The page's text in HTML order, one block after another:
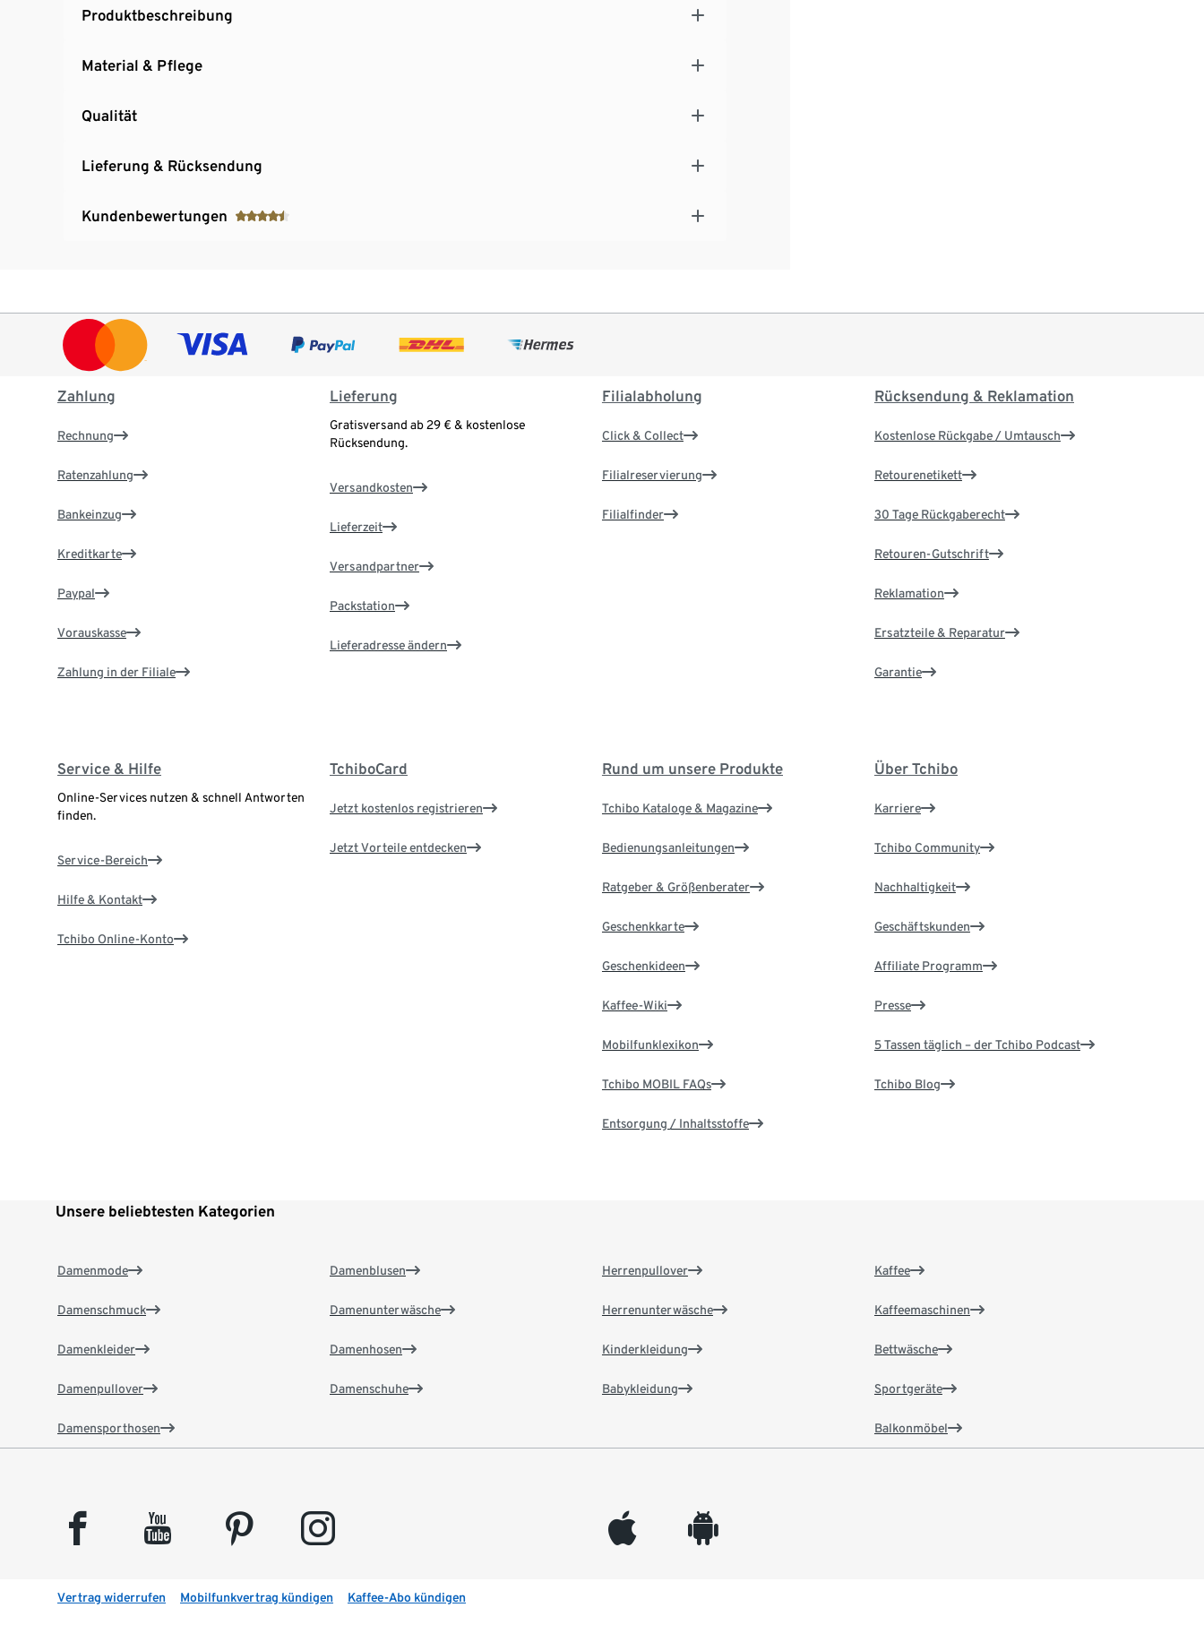
Produktbeschreibung
Material & Pflege
Qualität
Lieferung & Rücksendung
Kundenbewertungen
Zahlung
Rechnung
Ratenzahlung
Bankeinzug
Kreditkarte
Paypal
Vorauskasse
Zahlung in der Filiale
Lieferung
Gratisversand ab 29 € & kostenlose
Rücksendung.
Versandkosten
Lieferzeit
Versandpartner
Packstation
Lieferadresse ändern
Filialabholung
Click & Collect
Filialreservierung
Filialfinder
Rücksendung & Reklamation
Kostenlose Rückgabe / Umtausch
Retourenetikett
30 Tage Rückgaberecht
Retouren-Gutschrift
Reklamation
Ersatzteile & Reparatur
Garantie
Service & Hilfe
Online-Services nutzen & schnell Antworten
finden.
Service-Bereich
Hilfe & Kontakt
Tchibo Online-Konto
TchiboCard
Jetzt kostenlos registrieren
Jetzt Vorteile entdecken
Rund um unsere Produkte
Tchibo Kataloge & Magazine
Bedienungsanleitungen
Ratgeber & Größenberater
Geschenkkarte
Geschenkideen
Kaffee-Wiki
Mobilfunklexikon
Tchibo MOBIL FAQs
Entsorgung / Inhaltsstoffe
Über Tchibo
Karriere
Tchibo Community
Nachhaltigkeit
Geschäftskunden
Affiliate Programm
Presse
5 Tassen täglich – der Tchibo Podcast
Tchibo Blog
Unsere beliebtesten Kategorien
Damenmode
Damenschmuck
Damenkleider
Damenpullover
Damensporthosen
Damenblusen
Damenunterwäsche
Damenhosen
Damenschuhe
Herrenpullover
Herrenunterwäsche
Kinderkleidung
Babykleidung
Kaffee
Kaffeemaschinen
Bettwäsche
Sportgeräte
Balkonmöbel
facebook youtube pinterest instagram appleinc android
Vertrag widerrufen Mobilfunkvertrag kündigen Kaffee-Abo kündigen